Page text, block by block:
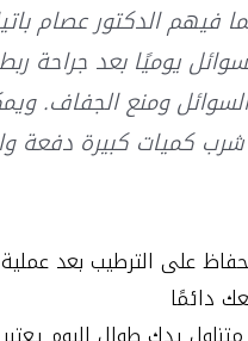
فيهم الدكتور عصام
يوميًا بعد جراحة
ومنع الجفاف.
شرب كميات كبيرة دفعة
على الترطيب بعد